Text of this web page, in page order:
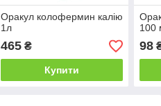
Оракул колофермин калію
1л
465₴
Купити
100
98